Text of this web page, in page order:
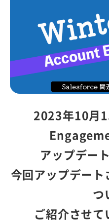
2023年10月
アップデー
今回アップデー
つ
ご紹介させて